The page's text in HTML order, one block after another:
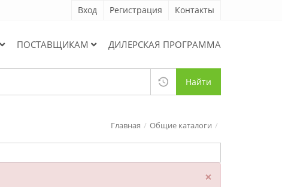
Вход Регистрация Контакты
ПОСТАВЩИКАМ ДИЛЕРСКАЯ ПРОГРАММА
Найти
Главная Общие каталоги
×